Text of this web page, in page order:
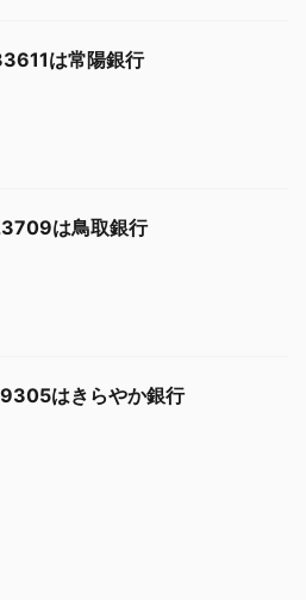
は常陽銀行
は鳥取銀行
はきらやか銀行